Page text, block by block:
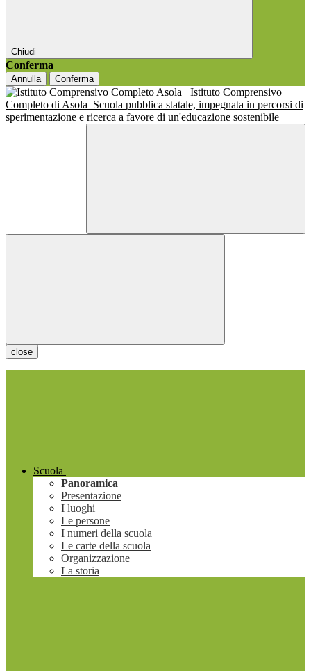
Chiudi
Conferma
Annulla Conferma
Istituto Comprensivo
Completo di Asola Scuola pubblica statale, impegnata in percorsi di
sperimentazione e ricerca a favore di un'educazione sostenibile
close
Scuola
Panoramica
Presentazione
I luoghi
Le persone
I numeri della scuola
Le carte della scuola
Organizzazione
La storia